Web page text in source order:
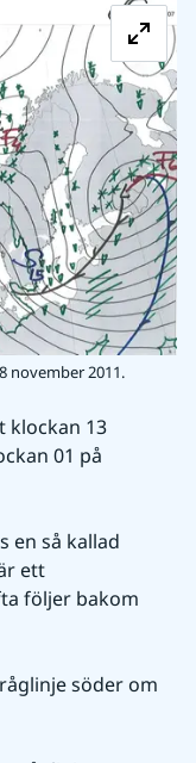
november 2011.
klockan 13
01 på
en så kallad
ett
följer bakom
söder om